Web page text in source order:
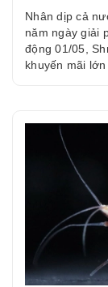
Nhân dịp cả
năm ngày giải
động 01/05,
khuyến mãi lớn